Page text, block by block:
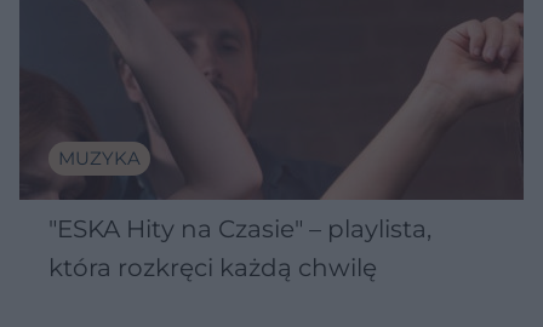
MUZYKA
"ESKA Hity na Czasie" – playlista,
która rozkręci każdą chwilę